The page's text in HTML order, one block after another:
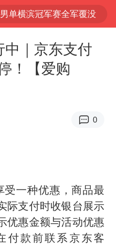
单横滨冠军赛全军覆没
第一杯奶茶到底有多火
日本试射“战斧”导弹，国防部回应
广东雷州通报特教老师招聘违规事件
阿勒泰八月能滑雪”不实
贸延续良好增长态势
｜京东支付
！【爱购
0
受一种优惠，商品最
际支付时收银台展示
优惠金额与活动优惠
付款前联系京东客